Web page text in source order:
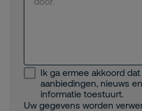
Ik ga ermee akkoord
aanbiedingen, nieuws
informatie toestuurt.
Uw gegevens worden